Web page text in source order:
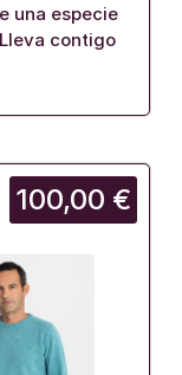
una especie
contigo
100,00 €